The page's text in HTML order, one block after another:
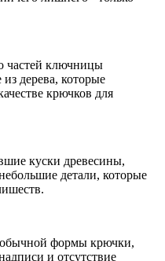
частей ключницы
дерева, которые
крючков для
куски древесины,
детали, которые
формы крючки,
и отсутствие